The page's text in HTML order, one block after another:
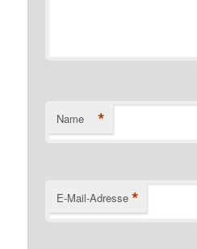
Name *
E-Mail-Adresse *